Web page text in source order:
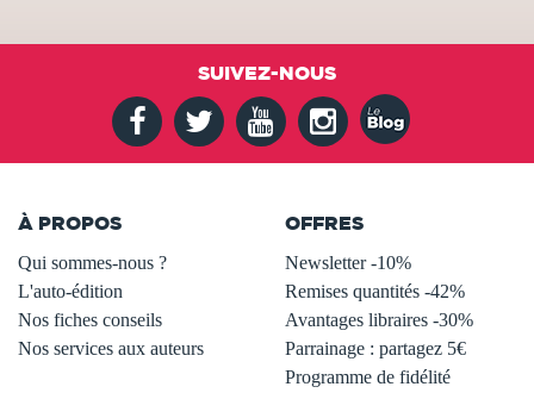
SUIVEZ-NOUS
À PROPOS
Qui sommes-nous ?
L'auto-édition
Nos fiches conseils
Nos services aux auteurs
OFFRES
Newsletter -10%
Remises quantités -42%
Avantages libraires -30%
Parrainage : partagez 5€
Programme de fidélité